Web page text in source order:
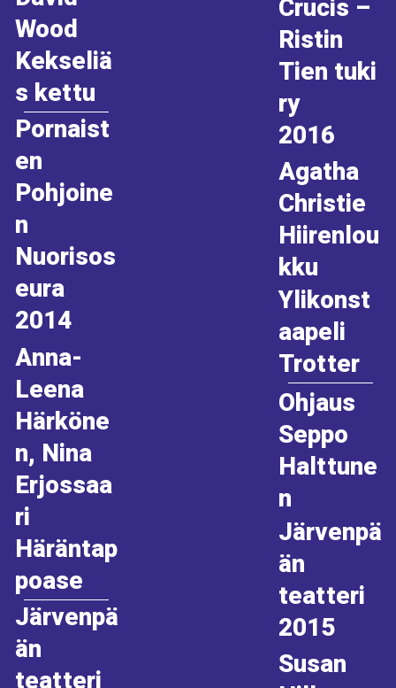
Wood
Kekseliä
s kettu
Pornaist
en
Pohjoine
n
Nuorisos
eura
2014
Anna-
Leena
Härköne
n, Nina
Erjossaa
ri
Häräntap
poase
Järvenpä
än
Crucis –
Ristin
Tien tuki
ry
2016
Agatha
Christie
Hiirenlou
kku
Ylikonst
aapeli
Trotter
Ohjaus
Seppo
Halttune
n
Järvenpä
än
teatteri
2015
Susan